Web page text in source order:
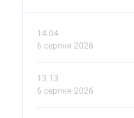
14.04
6 серпня 2026
13.13
6 серпня 2026